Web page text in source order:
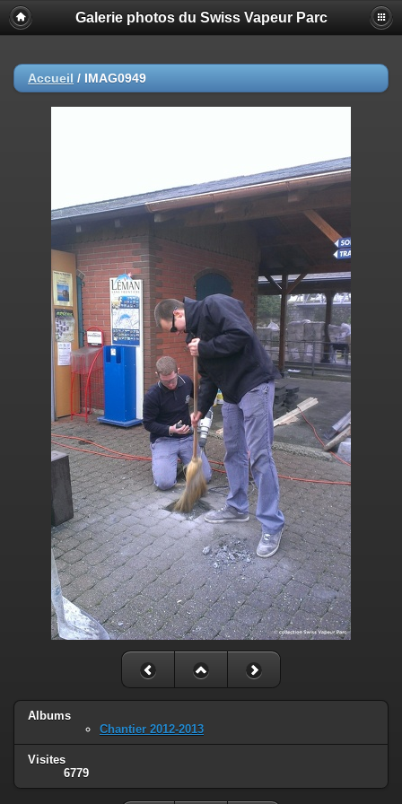
Galerie photos du Swiss Vapeur Parc
Accueil / IMAG0949
Albums
Chantier 2012-2013
Visites
6779